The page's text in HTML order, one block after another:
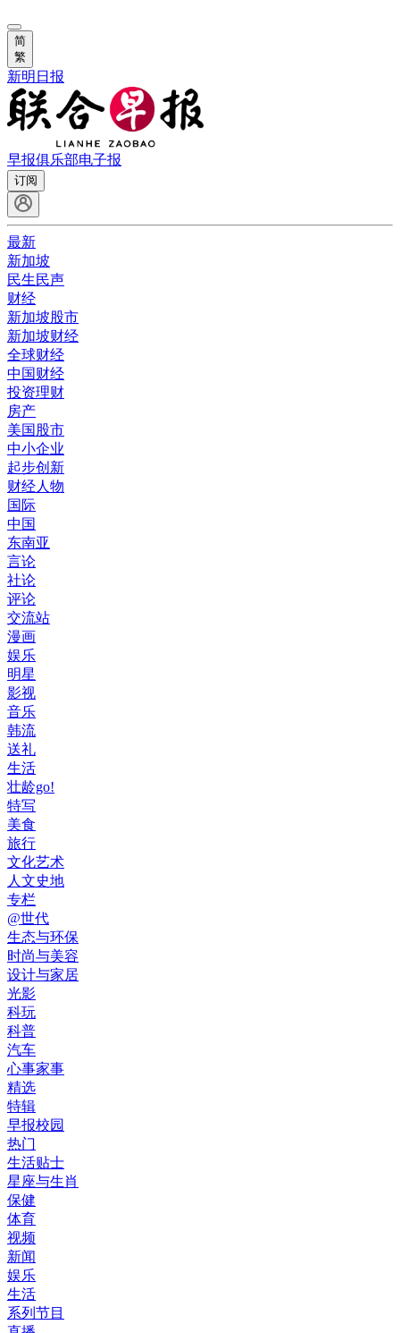
简
繁
新明日报
早报俱乐部电子报
订阅
最新
新加坡
民生民声
财经
新加坡股市
新加坡财经
全球财经
中国财经
投资理财
房产
美国股市
中小企业
起步创新
财经人物
国际
中国
东南亚
言论
社论
评论
交流站
漫画
娱乐
明星
影视
音乐
韩流
送礼
生活
壮龄go!
特写
美食
旅行
文化艺术
人文史地
专栏
@世代
生态与环保
时尚与美容
设计与家居
光影
科玩
科普
汽车
心事家事
精选
特辑
早报校园
热门
生活贴士
星座与生肖
保健
体育
视频
新闻
娱乐
生活
系列节目